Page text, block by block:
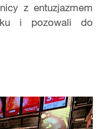
z entuzjazmem
i pozowali do